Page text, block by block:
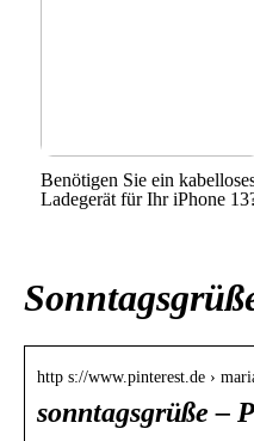
Benötigen Sie ein
Ladegerät für Ihr iPhone
http s://www.pinterest.de ›
sonntagsgrüße –